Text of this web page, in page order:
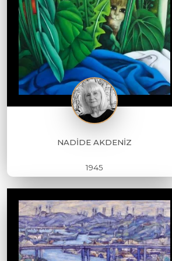
NADİDE AKDENİZ
1945